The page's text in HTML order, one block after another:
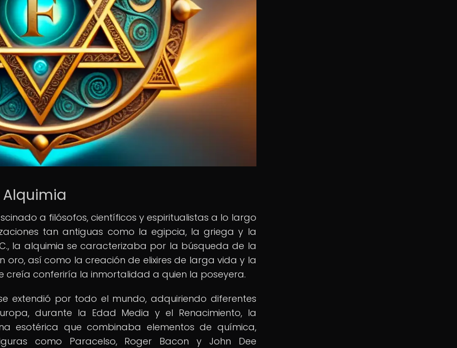
a filósofos, científicos y espiritualistas a lo largo
tan antiguas como la egipcia, la griega y la
la alquimia se caracterizaba por la búsqueda de la
oro, así como la creación de elixires de larga vida y la
creía conferiría la inmortalidad a quien la poseyera.
extendió por todo el mundo, adquiriendo diferentes
durante la Edad Media y el Renacimiento, la
esotérica que combinaba elementos de química,
como Paracelso, Roger Bacon y John Dee